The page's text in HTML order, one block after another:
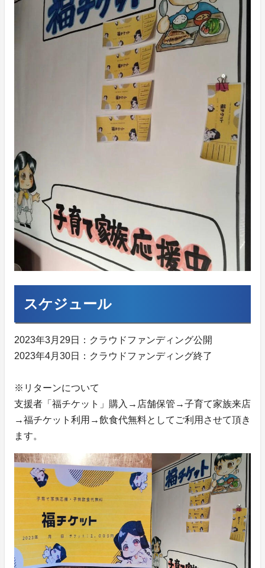
スケジュール
2023年3月29日：クラウドファンディング公開
2023年4月30日：クラウドファンディング終了
※リターンについて
支援者「福チケット」購入→店舗保管→子育て家族来店
→福チケット利用→飲食代無料としてご利用させて頂き
ます。